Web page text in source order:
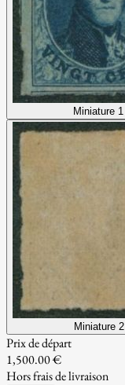
Miniature 1
Miniature 2
Prix de départ
1,500.00 €
Hors frais de livraison